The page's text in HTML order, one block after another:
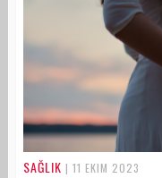
SAĞLIK | 11 EKIM 2023